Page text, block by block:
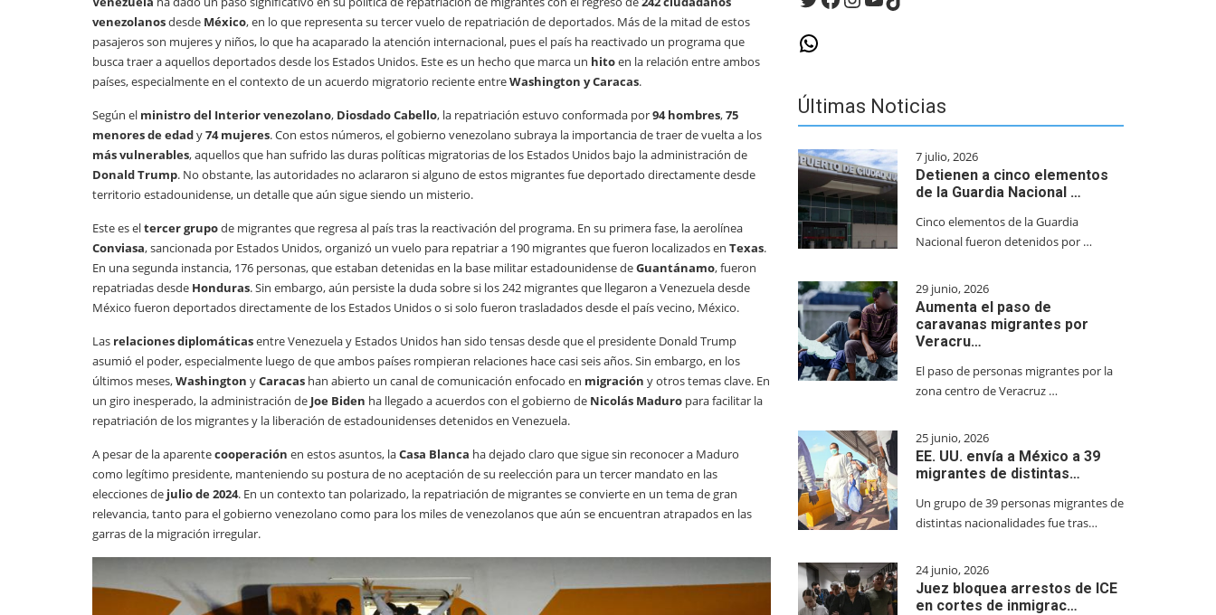
venezolanosdesde México, en lo que representa su tercer vuelo de repatriación de deportados. Más de la mitad de estos
pasajeros son mujeres y niños, lo que ha acaparado la atención internacional, pues el país ha reactivado un programa que
busca traer a aquellos deportados desde los Estados Unidos. Este es un hecho que marca un hitoen la relación entre ambos
países, especialmente en el contexto de un acuerdo migratorio reciente entreWashington y Caracas.
Según el ministro del Interior venezolano, Diosdado Cabello, la repatriación estuvo conformada por94 hombres,75
menores de edady74 mujeres. Con estos números, el gobierno venezolano subraya la importancia de traer de vuelta a los
más vulnerables, aquellos que han sufrido las duras políticas migratorias de los Estados Unidos bajo la administración de
Donald Trump. No obstante, las autoridades no aclararon si alguno de estos migrantes fue deportado directamente desde
territorio estadounidense, un detalle que aún sigue siendo un misterio.
Este es eltercer grupode migrantes que regresa al país tras la reactivación del programa. En su primera fase, la aerolínea
Conviasa, sancionada por Estados Unidos, organizó un vuelo para repatriar a 190 migrantes que fueron localizados en Texas.
En una segunda instancia, 176 personas, que estaban detenidas en la base militar estadounidense deGuantánamo, fueron
repatriadas desde Honduras. Sin embargo, aún persiste la duda sobre si los 242 migrantes que llegaron a Venezuela desde
México fueron deportados directamente de los Estados Unidos o si solo fueron trasladados desde el país vecino, México.
Las relaciones diplomáticasentre Venezuela y Estados Unidos han sido tensas desde que el presidente Donald Trump
asumió el poder, especialmente luego de que ambos países rompieran relaciones hace casi seis años. Sin embargo, en los
últimos meses,Washington yCaracas han abierto un canal de comunicación enfocado en migración y otros temas clave. En
un giro inesperado, la administración de Joe Biden ha llegado a acuerdos con el gobierno de Nicolás Maduro para facilitar la
repatriación de los migrantes y la liberación de estadounidenses detenidos en Venezuela.
A pesar de la aparentecooperación en estos asuntos, laCasa Blanca ha dejado claro que sigue sin reconocer a Maduro
como legítimo presidente, manteniendo su postura de no aceptación de su reelección para un tercer mandato en las
elecciones de julio de 2024. En un contexto tan polarizado, la repatriación de migrantes se convierte en un tema de gran
relevancia, tanto para el gobierno venezolano como para los miles de venezolanos que aún se encuentran atrapados en las
garras de la migración irregular.
WhatsApp
Últimas Noticias
7 julio, 2026
Detienen a cinco elementos
de la Guardia Nacional …
Cinco elementos de la Guardia
Nacional fueron detenidos por …
29 junio, 2026
Aumenta el paso de
caravanas migrantes por
Veracru…
El paso de personas migrantes por la
zona centro de Veracruz …
25 junio, 2026
EE. UU. envía a México a 39
migrantes de distintas…
Un grupo de 39 personas migrantes de
distintas nacionalidades fue tras…
24 junio, 2026
Juez bloquea arrestos de ICE
en cortes de inmigrac…